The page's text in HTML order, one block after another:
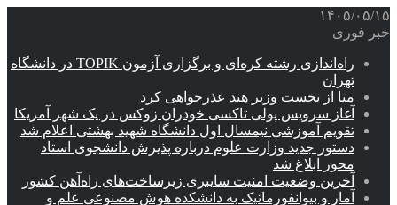
۱۴۰۵/۰۵/۱۵
خبر فوری
راه‌اندازی رشته کره‌ای و برگزاری آزمون TOPIK در دانشگاه
تهران
متا از نخست وزیر هند عذرخواهی کرد
آغاز سرویس پولی تاکسی خودران زوکس در یک شهر آمریکا
تقویم آموزشی نیمسال اول دانشگاه شهید بهشتی اعلام شد
دستور جدید وزارت علوم درباره پذیرش دانشجوی استاد
محور ابلاغ شد
آخرین وضعیت امنیت سایبری زیرساخت‌های راه‌آهن کشور
آمار و بیوانفورماتیک به دانشکده هوش مصنوعی علم و